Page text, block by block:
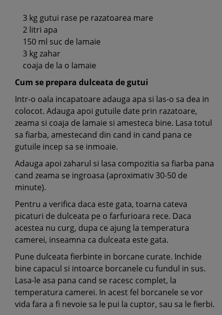
3 kg gutui rase pe razatoarea mare
2 litri apa
150 ml suc de lamaie
3 kg zahar
coaja de la o lamaie
Cum se prepara dulceata de gutui
Intr-o oala incapatoare adauga apa si las-o sa dea in
colocot. Adauga apoi gutuile date prin razatoare,
zeama si coaja de lamaie si amesteca bine. Lasa totul
sa fiarba, amestecand din cand in cand pana ce
gutuile incep sa se inmoaie.
Adauga apoi zaharul si lasa compozitia sa fiarba pana
cand zeama se ingroasa (aproximativ 30-50 de
minute).
Pentru a verifica daca este gata, toarna cateva
picaturi de dulceata pe o farfurioara rece. Daca
acestea nu curg, dupa ce ajung la temperatura
camerei, inseamna ca dulceata este gata.
Pune dulceata fierbinte in borcane curate. Inchide
bine capacul si intoarce borcanele cu fundul in sus.
Lasa-le asa pana cand se racesc complet, la
temperatura camerei. In acest fel borcanele se vor
vida fara a fi nevoie sa le pui la cuptor, sau sa le fierbi.